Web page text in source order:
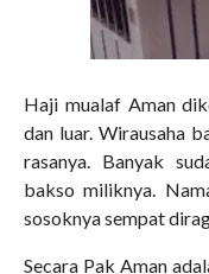
Haji mualaf Aman
dan luar. Wirausaha
rasanya. Banyak
bakso miliknya.
sosoknya sempat
Secara Pak Aman